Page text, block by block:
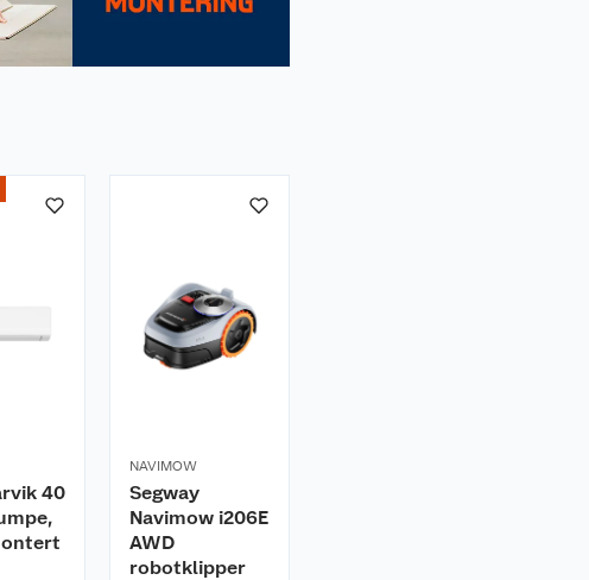
40
NAVIMOW
Segway
Navimow i206E
AWD
robotklipper